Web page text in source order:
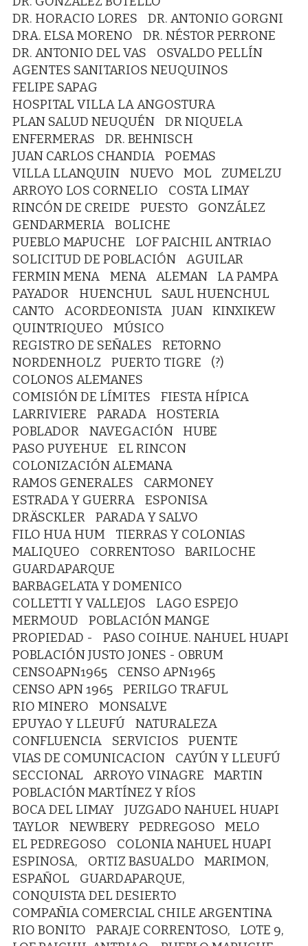
DR. HORACIO LORES
DR. ANTONIO GORGNI
DRA. ELSA MORENO
DR. NÉSTOR PERRONE
DR. ANTONIO DEL VAS
OSVALDO PELLÍN
AGENTES SANITARIOS NEUQUINOS
FELIPE SAPAG
HOSPITAL VILLA LA ANGOSTURA
PLAN SALUD NEUQUÉN
DR NIQUELA
ENFERMERAS
DR. BEHNISCH
JUAN CARLOS CHANDIA
POEMAS
VILLA LLANQUIN
NUEVO MOL
ZUMELZU
ARROYO LOS CORNELIO
COSTA LIMAY
RINCÓN DE CREIDE
PUESTO
GONZÁLEZ
GENDARMERIA
BOLICHE
PUEBLO MAPUCHE
LOF PAICHIL ANTRIAO
SOLICITUD DE POBLACIÓN
AGUILAR
FERMIN MENA
MENA ALEMAN
LA PAMPA
PAYADOR
HUENCHUL
SAUL HUENCHUL
CANTO
ACORDEONISTA JUAN
KINXIKEW
QUINTRIQUEO
MÚSICO
REGISTRO DE SEÑALES
RETORNO
NORDENHOLZ
PUERTO TIGRE
(?)
COLONOS ALEMANES
COMISIÓN DE LÍMITES
FIESTA HÍPICA
LARRIVIERE
PARADA
HOSTERIA
POBLADOR
NAVEGACIÓN
HUBE
PASO PUYEHUE
EL RINCON
COLONIZACIÓN ALEMANA
RAMOS GENERALES
CARMONEY
ESTRADA Y GUERRA
ESPONISA
DRÄSCKLER
PARADA Y SALVO
FILO HUA HUM
TIERRAS Y COLONIAS
MALIQUEO
CORRENTOSO
BARILOCHE
GUARDAPARQUE
BARBAGELATA Y DOMENICO
COLLETTI Y VALLEJOS
LAGO ESPEJO
MERMOUD
POBLACIÓN MANGE
PROPIEDAD -
PASO COIHUE. NAHUEL HUAPI
POBLACIÓN JUSTO JONES - OBRUM
CENSOAPN1965
CENSO APN1965
CENSO APN 1965
PERILGO TRAFUL
RIO MINERO
MONSALVE
EPUYAO Y LLEUFÚ
NATURALEZA
CONFLUENCIA
SERVICIOS
PUENTE
VIAS DE COMUNICACION
CAYÚN Y LLEUFÚ
SECCIONAL
ARROYO VINAGRE
MARTIN
POBLACIÓN MARTÍNEZ Y RÍOS
BOCA DEL LIMAY
JUZGADO NAHUEL HUAPI
TAYLOR
NEWBERY PEDREGOSO
MELO
EL PEDREGOSO
COLONIA NAHUEL HUAPI
ESPINOSA,
ORTIZ BASUALDO
MARIMON,
ESPAÑOL
GUARDAPARQUE,
CONQUISTA DEL DESIERTO
COMPAÑIA COMERCIAL CHILE ARGENTINA
RIO BONITO
PARAJE CORRENTOSO,
LOTE 9,